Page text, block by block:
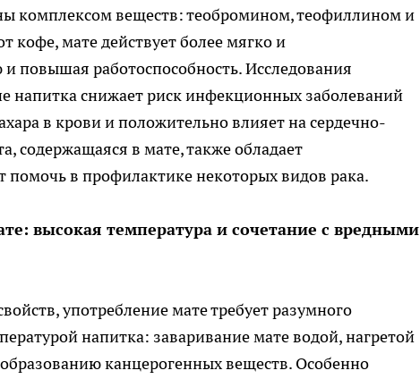
комплексом веществ: теобромином, теофиллином и
кофе, мате действует более мягко и
повышая работоспособность. Исследования
напитка снижает риск инфекционных заболеваний
в крови и положительно влияет на сердечно-
содержащаяся в мате, также обладает
в профилактике некоторых видов рака.
высокая температура и сочетание с вредными
употребление мате требует разумного
напитка: заваривание мате водой, нагретой
канцерогенных веществ. Особенно